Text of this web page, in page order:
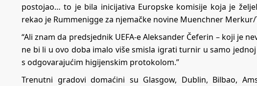
postojao… to je bila inicijativa Europske komisije koja je
rekao je Rummenigge za njemačke novine Muenchner Merkur/
“Ali znam da predsjednik UEFA-e Aleksander Čeferin – koji je
ne bi li u ovo doba imalo više smisla igrati turnir u samo
s odgovarajućim higijenskim protokolom.”
Trenutni gradovi domaćini su Glasgow, Dublin, Bilbao,